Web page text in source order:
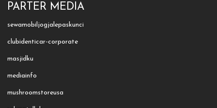
PARTER MEDIA
sewamobiljogjalepaskunci
clubidenticar-corporate
masjidku
mediainfo
mushroomstoreusa